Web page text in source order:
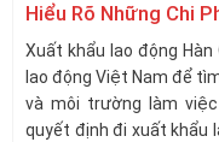
Hiểu Rõ Những Chi
Xuất khẩu lao động
lao động Việt Nam để
và môi trường làm
quyết định đi xuất khẩu